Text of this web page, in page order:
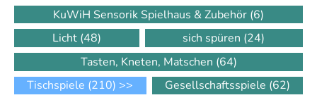
KuWiH Sensorik Spielhaus & Zubehör (6)
Licht (48) sich spüren (24)
Tasten, Kneten, Matschen (64)
Tischspiele (210) >> Gesellschaftsspiele (62)